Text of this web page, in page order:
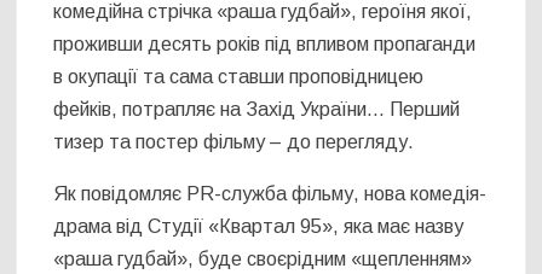
комедійна стрічка «раша гудбай», героїня якої,
проживши десять років під впливом пропаганди
в окупації та сама ставши проповідницею
фейків, потрапляє на Захід України… Перший
тизер та постер фільму – до перегляду.
Як повідомляє PR-служба фільму, нова комедія-
драма від Студії «Квартал 95», яка має назву
«раша гудбай», буде своєрідним «щепленням»